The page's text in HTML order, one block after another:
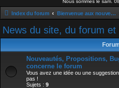
Nous sommes le sam.
Index du forum Bienvenue aux nouveaux & news
News du site, du forum
Nouveautés, Propositions,
concerne le forum
Vous avez une idée ou une
pas !
Sujets : 9